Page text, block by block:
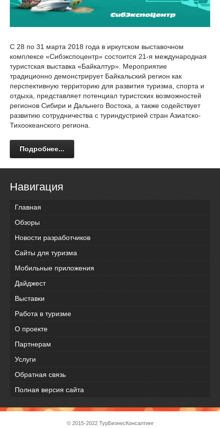
С 28 по 31 марта 2018 года в иркутском выставочном
комплексе «Сибэкспоцентр» состоится 21-я международная
туристская выставка «Байкалтур». Мероприятие
традиционно демонстрирует Байкальский регион как
перспективную территорию для развития туризма, спорта и
отдыха, представляет потенциал туристских возможностей
регионов Сибири и Дальнего Востока, а также содействует
развитию сотрудничества с туриндустрией стран Азиатско-
Тихоокеанского региона.
Подробнее...
Навигация
Главная
Обзоры
Новости разработчиков
Сайты для туризма
Мобильные приложения
Дайджест
Выставки
Работа в туризме
О проекте
Партнерам
Услуги
Обратная связь
Полная версия сайта
© 2015-2022 ТурБизнесКонсалтинг